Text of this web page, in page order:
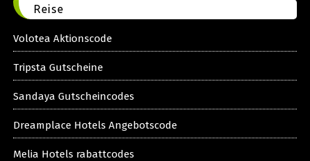
Reise
Volotea Aktionscode
Tripsta Gutscheine
Sandaya Gutscheincodes
Dreamplace Hotels Angebotscode
Melia Hotels rabattcodes